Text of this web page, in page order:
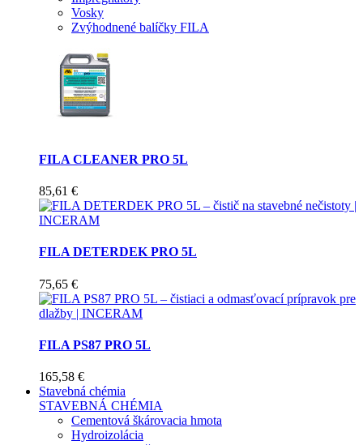
Vosky
Zvýhodnené balíčky FILA
FILA CLEANER PRO 5L
85,61 €
FILA DETERDEK PRO 5L
75,65 €
FILA PS87 PRO 5L
165,58 €
Stavebná chémia
STAVEBNÁ CHÉMIA
Cementová škárovacia hmota
Hydroizolácia